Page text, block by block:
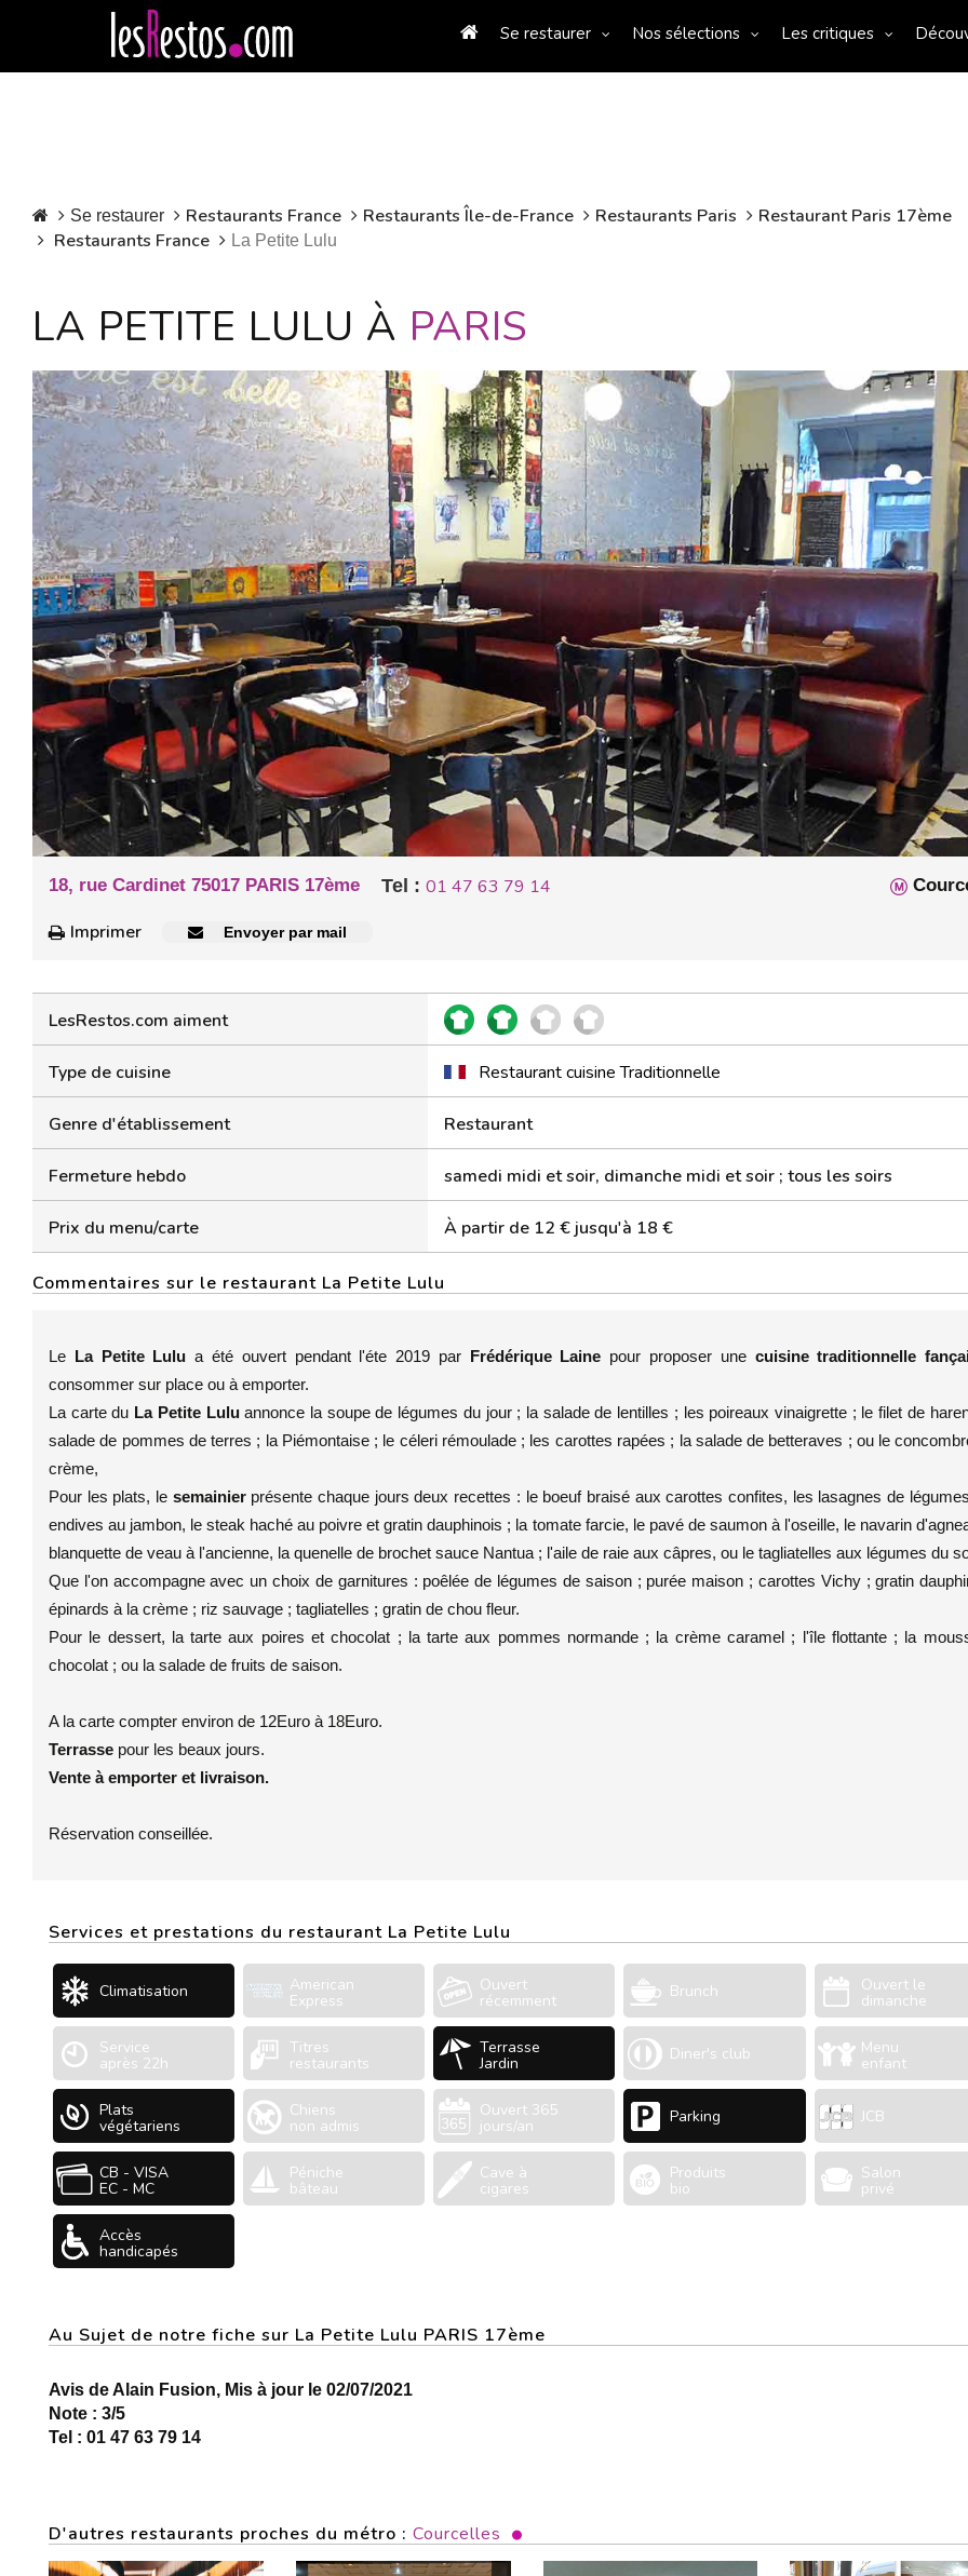
Se restaurer Nos sélections Les critiques
Se restaurer Restaurants France Restaurants Île-de-France Restaurants Paris
Restaurant Paris 17ème
Restaurants France
La Petite Lulu
LA PETITE LULU À PARIS
18, rue Cardinet 75017 PARIS 17ème Tel : 01 47 63 79 14
Imprimer
Envoyer par mail
LesRestos.com aiment
Type de cuisine Restaurant cuisine Traditionnelle
Genre d'établissement Restaurant
Fermeture hebdo samedi midi et soir, dimanche midi et soir ; tous les soirs
Prix du menu/carte À partir de 12 € jusqu'à 18 €
Commentaires sur le restaurant La Petite Lulu
Le La Petite Lulua été ouvert pendant l'éte 2019 par Frédérique Laine pour proposer une cuisine traditionnelle
consommer sur place ou à emporter.
La carte du La Petite Luluannonce la soupe de légumes du jour ; la salade de lentilles ; les poireaux vinaigrette ; le filet de
salade de pommes de terres ; la Piémontaise ; le céleri rémoulade ; les carottes rapées ; la salade de betteraves ; ou le
crème,
Pour les plats, le semainier présente chaque jours deux recettes : le boeuf braisé aux carottes confites, les lasagnes de
endives au jambon, le steak haché au poivre et gratin dauphinois ; la tomate farcie, le pavé de saumon à l'oseille, le navarin
blanquette de veau à l'ancienne, la quenelle de brochet sauce Nantua ; l'aile de raie aux câpres, ou le tagliatelles aux légumes du
Que l'on accompagne avec un choix de garnitures : poêlée de légumes de saison ; purée maison ; carottes Vichy ; gratin
épinards à la crème ; riz sauvage ; tagliatelles ; gratin de chou fleur.
Pour le dessert, la tarte aux poires et chocolat ; la tarte aux pommes normande ; la crème caramel ; l'île flottante ; la
chocolat ; ou la salade de fruits de saison.
A la carte compter environ de 12Euro à 18Euro.
Terrasse pour les beaux jours.
Vente à emporter et livraison.
Réservation conseillée.
Services et prestations du restaurant La Petite Lulu
Climatisation American
Express
Ouvert
récemment Brunch Ouvert le
dimanche
Service
après 22h
Titres
restaurants
Terrasse
Jardin Diner's club Menu
enfant
Plats
végétariens
Chiens
non admis
Ouvert 365
jours/an Parking JCB
CB - VISA
EC - MC
Péniche
bâteau
Cave à
cigares
Produits
bio
Salon
privé
Accès
handicapés
Au Sujet de notre fiche sur La Petite Lulu PARIS 17ème
Avis de Alain Fusion, Mis à jour le 02/07/2021
Note : 3/5
Tel : 01 47 63 79 14
D'autres restaurants proches du métro : Courcelles